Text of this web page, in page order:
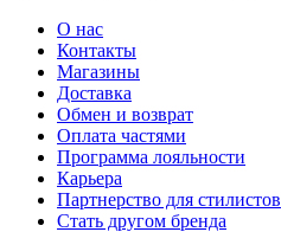
О нас
Контакты
Магазины
Доставка
Обмен и возврат
Оплата частями
Программа лояльности
Карьера
Партнерство для стилистов
Стать другом бренда